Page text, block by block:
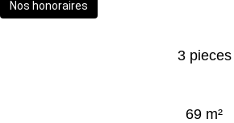
Nos honoraires
3 pieces
69 m²